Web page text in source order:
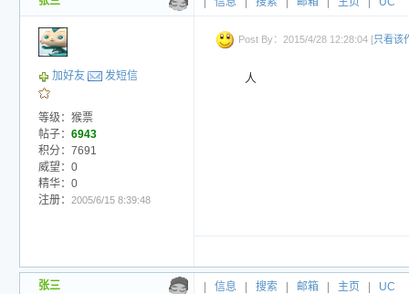
加好友 发短信
等级：猴票
帖子： 6943
积分：7691
威望：0
精华：0
注册：
2005/6/15 8:39:48
Post By：2015/4/28 12:28:04 [只看该
人
张三 信息 搜索 邮箱 主页 UC